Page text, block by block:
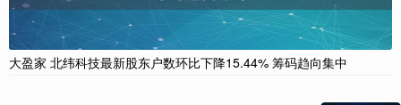
大盈家 北纬科技最新股东户数环比下降15.44% 筹码趋向集中